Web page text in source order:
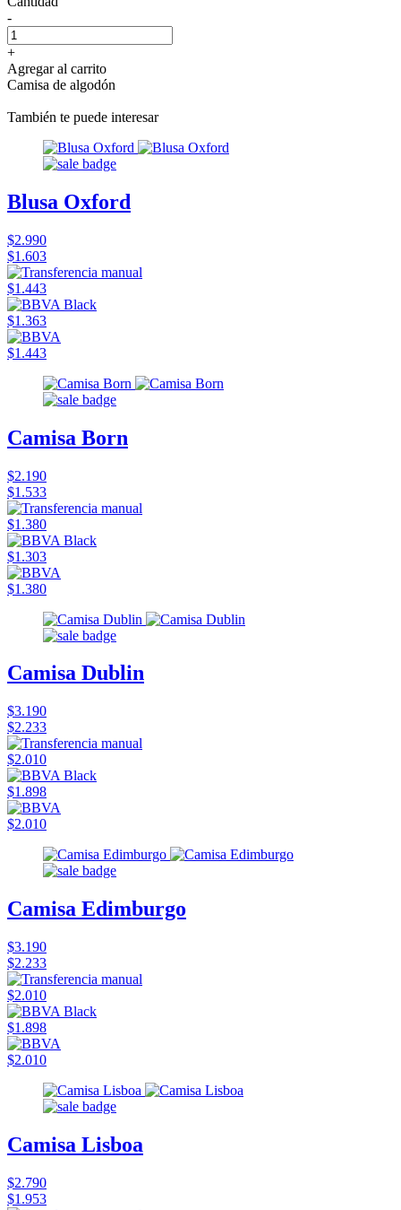
-
+
Agregar al carrito
Camisa de algodón
También te puede interesar
Blusa Oxford
$2.990
$1.603
$1.443
$1.363
$1.443
Camisa Born
$2.190
$1.533
$1.380
$1.303
$1.380
Camisa Dublin
$3.190
$2.233
$2.010
$1.898
$2.010
Camisa Edimburgo
$3.190
$2.233
$2.010
$1.898
$2.010
Camisa Lisboa
$2.790
$1.953